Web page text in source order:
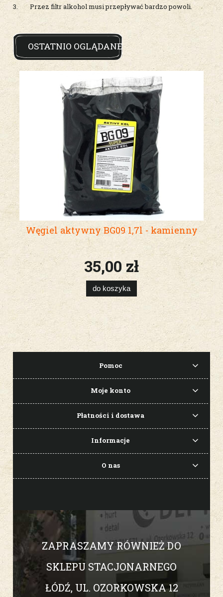
3. Przez filtr alkohol musi przepływać bardzo powoli.
OSTATNIO OGLĄDANE
Węgiel aktywny BG09 1,7l - kamienny
35,00 zł
do koszyka
Pomoc
Moje konto
Płatności i dostawa
Informacje
O nas
ZAPRASZAMY RÓWNIEŻ DO
SKLEPU STACJONARNEGO
ŁÓDŹ, UL. OZORKOWSKA 12